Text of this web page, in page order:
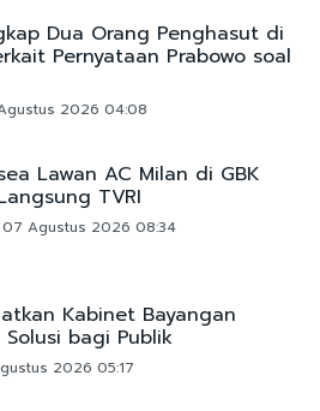
Dua Orang Penghasut di
Pernyataan Prabowo soal
2026 04:08
Lawan AC Milan di GBK
TVRI
07 Agustus 2026 08:34
Kabinet Bayangan
bagi Publik
2026 05:17